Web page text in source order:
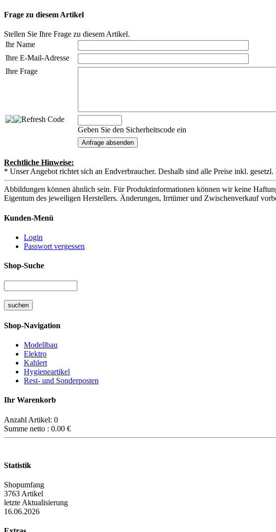
Frage zu diesem Artikel
Stellen Sie Ihre Frage zu diesem Artikel.
Ihr Name
Ihre E-Mail-Adresse
Ihre Frage
Geben Sie den Sicherheitscode ein
Rechtliche Hinweise:
* Unser Angebot richtet sich an Endverbraucher. Deshalb sind alle Preise inkl.
Abbildungen können ähnlich sein. Für Produktinformationen können wir keine
Eigentum des jeweiligen Herstellers. Änderungen, Irrtümer und Zwischenverkauf
Kunden-Menü
Login
Passwort vergessen
Shop-Suche
Shop-Navigation
Modellbau
Elektro
Kahlert
Hygieneartikel
Rest- und Sonderposten
Ihr Warenkorb
Anzahl Artikel: 0
Summe netto : 0.00 €
Statistik
Shopumfang
3763 Artikel
letzte Aktualisierung
16.06.2026